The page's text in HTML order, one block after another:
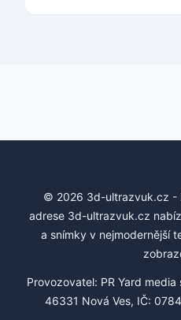
© 2026 3d-ultrazvuk.cz -
adrese 3d-ultrazvuk.cz
a snímky v nejmodernější
Provozovatel: PR Yard media
46331 Nová Ves, IČ: